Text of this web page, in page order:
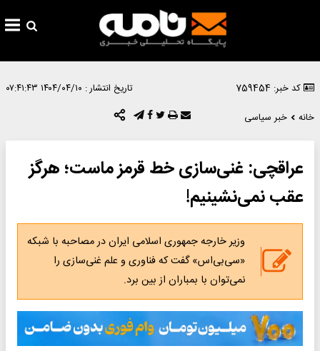
کد خبر: 759454 تاریخ انتشار : ۱۴۰۴/۰۴/۱۰ ۰۷:۴۱:۴۳
خانه
خبر سیاسی
عراقچی: غنی‌سازی خط قرمز ماست؛ هرگز
عقب نمی‌نشینیم!
وزیر خارجه جمهوری اسلامی ایران در مصاحبه با شبکه
«سی‌بی‌اس» گفت که فناوری و علم غنی‌سازی را
نمی‌توان با بمباران از بین برد.